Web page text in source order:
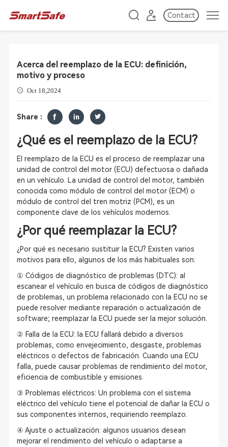
Contact
Acerca del reemplazo de la ECU: definición,
motivo y proceso
Oct 18,2024
Share :
¿Qué es el reemplazo de la ECU?
El reemplazo de la ECU es el proceso de reemplazar una
unidad de control del motor (ECU) defectuosa o dañada
en un vehículo. La unidad de control del motor, también
conocida como módulo de control del motor (ECM) o
módulo de control del tren motriz (PCM), es un
componente clave de los vehículos modernos.
¿Por qué reemplazar la ECU?
¿Por qué es necesario sustituir la ECU? Existen varios
motivos para ello, algunos de los más habituales son:
① Códigos de diagnóstico de problemas (DTC): al
escanear el vehículo en busca de códigos de diagnóstico
de problemas, un problema relacionado con la ECU no se
puede resolver mediante reparación o actualización de
software; reemplazar la ECU puede ser la mejor solución.
② Falla de la ECU: la ECU fallará debido a diversos
problemas, como envejecimiento, desgaste, problemas
eléctricos o defectos de fabricación. Cuando una ECU
falla, puede causar problemas de rendimiento del motor,
eficiencia de combustible y emisiones.
③ Problemas eléctricos: Un problema con el sistema
eléctrico del vehículo tiene el potencial de dañar la ECU o
sus componentes internos, requiriendo reemplazo.
④ Ajuste o actualización: algunos usuarios desean
mejorar el rendimiento del vehículo o adaptarse a